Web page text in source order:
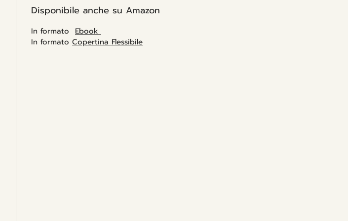
investigatori, daranno il loro
Disponibile anche su Amazon
In formato Ebook
In formato Copertina Flessibile